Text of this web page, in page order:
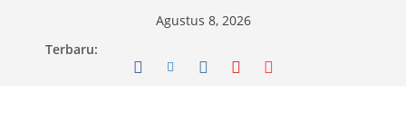
Agustus 8, 2026
Terbaru: